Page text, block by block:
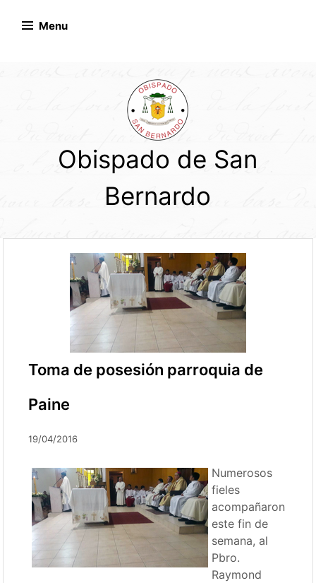
Menu
Obispado de San
Bernardo
Toma de posesión parroquia de
Paine
19/04/2016
Numerosos
fieles
acompañaron
este fin de
semana, al
Pbro.
Raymond